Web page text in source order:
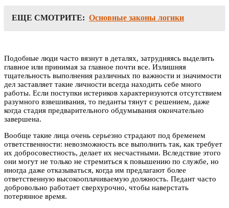
ЕЩЕ СМОТРИТЕ: Основные законы логики
Подобные люди часто вязнут в деталях, затрудняясь выделить
главное или принимая за главное почти все. Излишняя
тщательность выполнения различных по важности и значимости
дел заставляет такие личности всегда находить себе много
работы. Если поступки истериков характеризуются отсутствием
разумного взвешивания, то педанты тянут с решением, даже
когда стадия предварительного обдумывания окончательно
завершена.
Вообще такие лица очень серьезно страдают под бременем
ответственности: невозможность все выполнить так, как требует
их добросовестность, делает их несчастными. Вследствие этого
они могут не только не стремиться к повышению по службе, но
иногда даже отказываться, когда им предлагают более
ответственную высокооплачиваемую должность. Педант часто
добровольно работает сверхурочно, чтобы наверстать
потерянное время.